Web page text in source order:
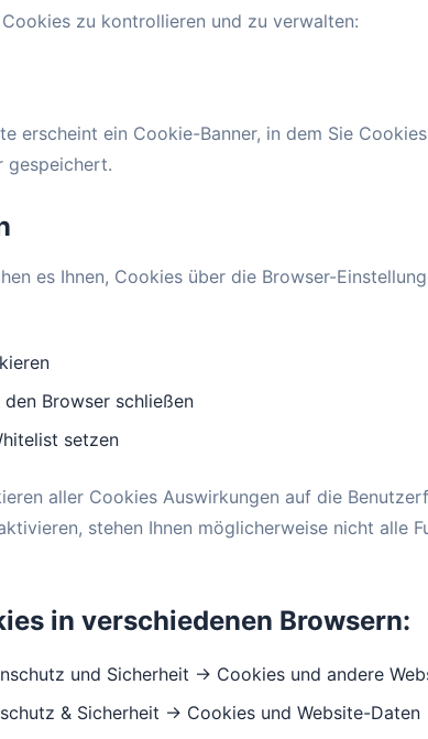
zu kontrollieren und zu verwalten:
erscheint ein Cookie-Banner, in dem Sie
gespeichert.
es Ihnen, Cookies über die Browser-
Browser schließen
setzen
aller Cookies Auswirkungen auf die
stehen Ihnen möglicherweise nicht alle
in verschiedenen Browsern:
und Sicherheit → Cookies und andere
& Sicherheit → Cookies und Website-Daten